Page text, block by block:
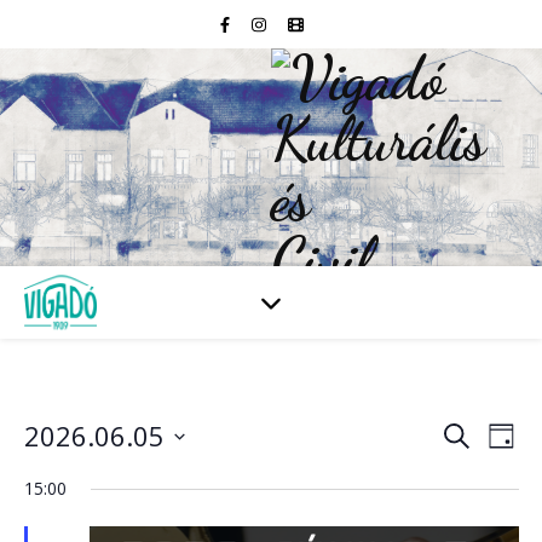
Keresett
Nap
2026.06.05
kiválasztása.
15:00